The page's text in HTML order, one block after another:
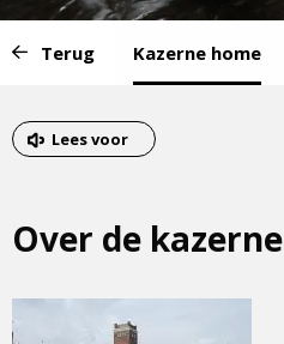
van
menu:
Terug Kazerne home
van
het
Lees voor
Over de kazerne